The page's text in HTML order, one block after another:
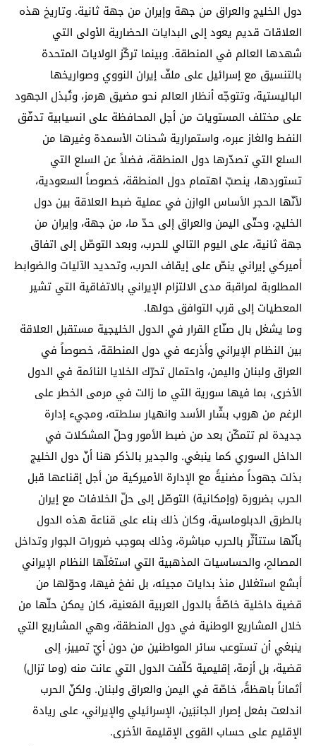
دول الخليج والعراق من جهة وإيران من جهة ثانية. وتاريخ هذه
العلاقات قديم يعود إلى البدايات الحضارية الأولى التي
شهدها العالم في المنطقة. وبينما تركّز الولايات المتحدة
بالتنسيق مع إسرائيل على ملفّ إيران النووي وصواريخها
الباليستية، وتتوجّه أنظار العالم نحو مضيق هرمز، وتُبذل الجهود
على مختلف المستويات من أجل المحافظة على انسيابية تدفّق
النفط والغاز عبره، واستمرارية شحنات الأسمدة وغيرها من
السلع التي تصدّرها دول المنطقة، فضلاً عن السلع التي
تستوردها، ينصبّ اهتمام دول المنطقة، خصوصاً السعودية،
لأنّها الحجر الأساس الوازن في عملية ضبط العلاقة بين دول
الخليج، وحتّى اليمن والعراق إلى حدّ ما، من جهة، وإيران من
جهة ثانية، على اليوم التالي للحرب، وبعد التوصّل إلى اتفاق
أميركي إيراني ينصّ على إيقاف الحرب، وتحديد الآليات والضوابط
المطلوبة لمراقبة مدى الالتزام الإيراني بالاتفاقية التي تشير
المعطيات إلى قرب التوافق حولها.
وما يشغل بال صنّاع القرار في الدول الخليجية مستقبل العلاقة
بين النظام الإيراني وأذرعه في دول المنطقة، خصوصاً في
العراق ولبنان واليمن، واحتمال تحرّك الخلايا النائمة في الدول
الأخرى، بما فيها سورية التي ما زالت في مرمى الخطر على
الرغم من هروب بشّار الأسد وانهيار سلطته، ومجيء إدارة
جديدة لم تتمكّن بعد من ضبط الأمور وحلّ المشكلات في
الداخل السوري كما ينبغي. والجدير بالذكر هنا أنّ دول الخليج
بذلت جهوداً مضنيةً مع الإدارة الأميركية من أجل إقناعها قبل
الحرب بضرورة (وإمكانية) التوصّل إلى حلّ الخلافات مع إيران
بالطرق الدبلوماسية، وكان ذلك بناء على قناعة هذه الدول
بأنّها ستتأثّر بالحرب مباشرة، وذلك بموجب ضرورات الجوار وتداخل
المصالح، والحساسيات المذهبية التي استغلّها النظام الإيراني
أبشع استغلال منذ بدايات مجيئه، بل نفخ فيها، وحوّلها من
قضية داخلية خاصّةً بالدول العربية المَعنية، كان يمكن حلّها من
خلال المشاريع الوطنية في دول المنطقة، وهي المشاريع التي
ينبغي أن تستوعب سائر المواطنين من دون أيّ تمييز، إلى
قضية، بل أزمة، إقليمية كلّفت الدول التي عانت منه (وما تزال)
أثماناً باهظةً، خاصّة في اليمن والعراق ولبنان. ولكنّ الحرب
اندلعت بفعل إصرار الجانبَين، الإسرائيلي والإيراني، على ريادة
الإقليم على حساب القوى الإقليمة الأخرى.